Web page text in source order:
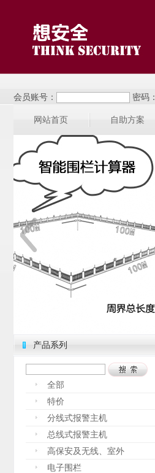
会员账号： 密码：
网站首页 自助方案
产品系列
全部
特价
分线式报警主机
总线式报警主机
高保安及无线、室外
电子围栏